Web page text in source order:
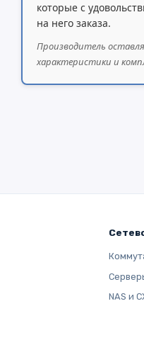
которые с
на него заказа.
Производитель
характеристики и
NAS и